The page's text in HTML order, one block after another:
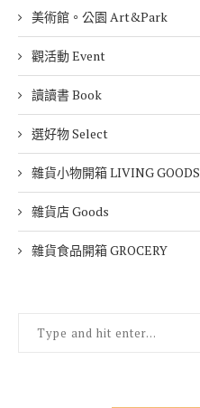
美術館。公園 Art&Park
觀活動 Event
讀讀書 Book
選好物 Select
雜貨小物開箱 LIVING GOODS
雜貨店 Goods
雜貨食品開箱 GROCERY